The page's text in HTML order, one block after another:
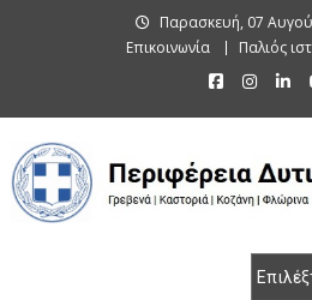
Παρασκευή, 07
Επικοινωνία
Παλιός